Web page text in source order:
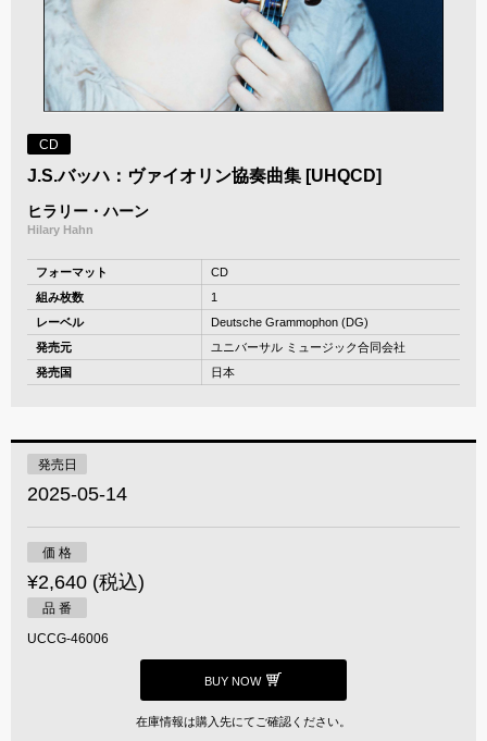
CD
J.S.バッハ：ヴァイオリン協奏曲集 [UHQCD]
ヒラリー・ハーン
Hilary Hahn
フォーマット
CD
組み枚数
1
レーベル
Deutsche Grammophon (DG)
発売元
ユニバーサル ミュージック合同会社
発売国
日本
発売日
2025-05-14
価 格
¥2,640 (税込)
品 番
UCCG-46006
BUY NOW
在庫情報は購入先にてご確認ください。